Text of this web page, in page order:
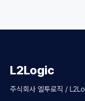
L2Logic
주식회사 엘투로직 /